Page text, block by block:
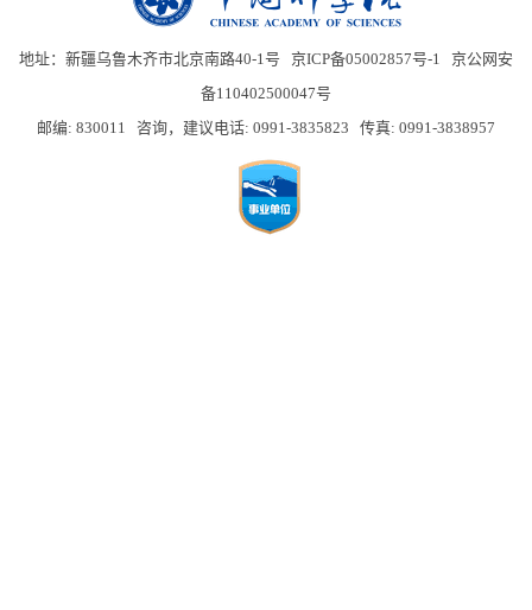
地址：新疆乌鲁木齐市北京南路40-1号 京ICP备05002857号-1 京公网安
备110402500047号
邮编: 830011 咨询，建议电话: 0991-3835823 传真: 0991-3838957